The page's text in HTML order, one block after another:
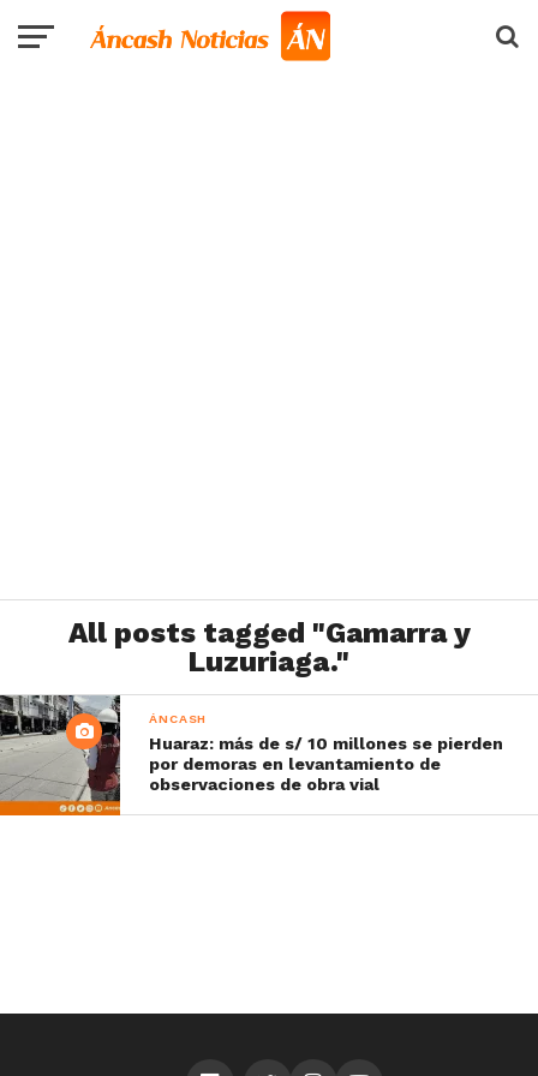
All posts tagged "Gamarra y
Luzuriaga."
ÁNCASH
Huaraz: más de s/ 10 millones se pierden
por demoras en levantamiento de
observaciones de obra vial